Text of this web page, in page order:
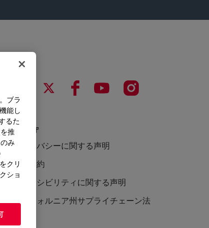
法令遵守
プライバシーに関する声明
利用規約
アクセシビリティに関する声明
カリフォルニア州サプライチェーン法
ブラ
能し
るた
推
み
クリ
ショ